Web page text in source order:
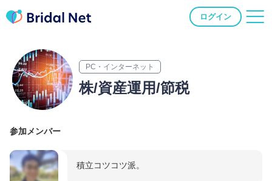
ログイン
PC・インターネット
株/資産運用/節税
参加メンバー
積立コツコツ派。